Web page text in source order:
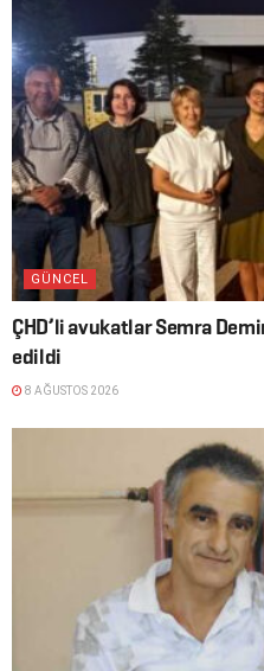
GÜNCEL
ÇHD’li avukatlar Semra
edildi
8 AĞUSTOS 2026